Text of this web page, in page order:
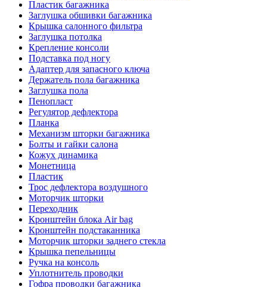
Пластик багажника
Заглушка обшивки багажника
Крышка салонного фильтра
Заглушка потолка
Крепление консоли
Подставка под ногу
Адаптер для запасного ключа
Держатель пола багажника
Заглушка пола
Пенопласт
Регулятор дефлектора
Планка
Механизм шторки багажника
Болты и гайки салона
Кожух динамика
Монетница
Пластик
Трос дефлектора воздушного
Моторчик шторки
Переходник
Кронштейн блока Air bag
Кронштейн подстаканника
Моторчик шторки заднего стекла
Крышка пепельницы
Ручка на консоль
Уплотнитель проводки
Гофра проводки багажника